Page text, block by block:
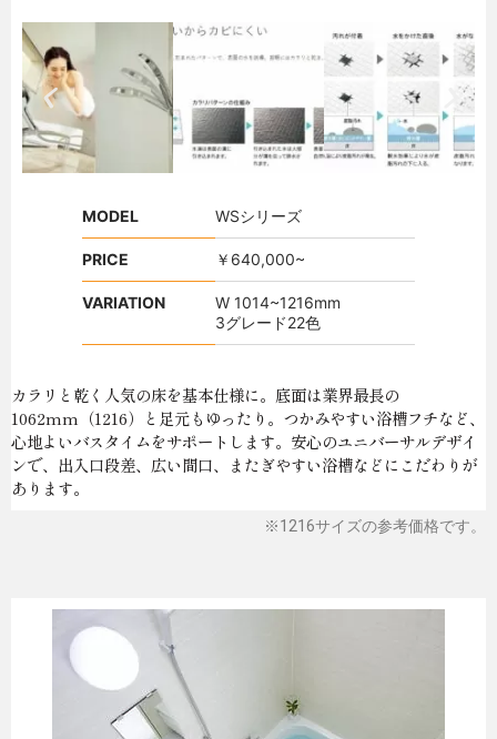
MODEL WSシリーズ
PRICE ￥640,000~
VARIATION
W 1014~1216mm
3グレード22色
カラリと乾く人気の床を基本仕様に。底面は業界最長の
1062mm（1216）と足元もゆったり。つかみやすい浴槽フチなど、
心地よいバスタイムをサポートします。安心のユニバーサルデザイ
ンで、出入口段差、広い間口、またぎやすい浴槽などにこだわりが
あります。
※1216サイズの参考価格です。